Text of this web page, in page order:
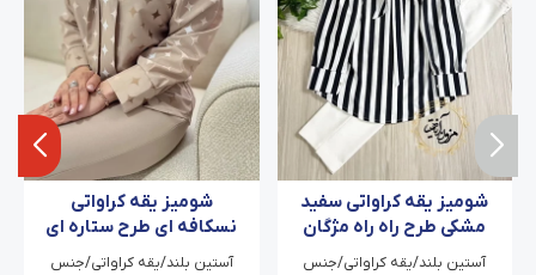
شومیز یقه کراواتی سفید
مشکی طرح راه راه مژگان
آستین بلند/یقه کراواتی/جنس
شومیز یقه کراواتی
نسکافه ای طرح ستاره ای
هایده
آستین بلند/یقه کراواتی/جنس